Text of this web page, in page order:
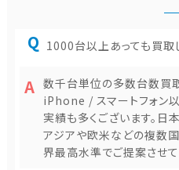
1000台以上あっても買取
数千台単位の多数台数買
iPhone / スマートフォン
実績も多くございます。日
アジアや欧米などの複数
界最高水準でご提案させて